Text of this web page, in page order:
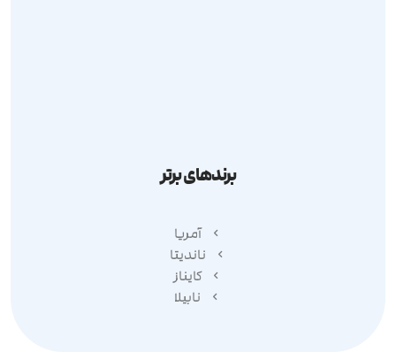
برندهای برتر
آمریا
ناندیتا
کایناز
نابیلا